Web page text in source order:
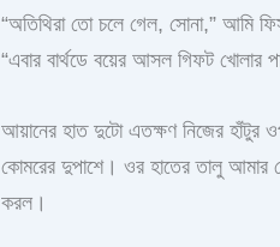
“অতিথিরা তো চলে গেল, সোনা,” আমি
“এবার বার্থডে বয়ের আসল গিফট খোলার
আয়ানের হাত দুটো এতক্ষণ নিজের
কোমরের দুপাশে। ওর হাতের তালু আমার
করল।